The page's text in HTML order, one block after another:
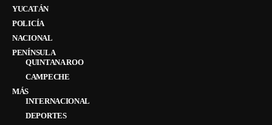
YUCATÁN
POLICÍA
NACIONAL
PENÍNSULA
QUINTANA ROO
CAMPECHE
MÁS
INTERNACIONAL
DEPORTES